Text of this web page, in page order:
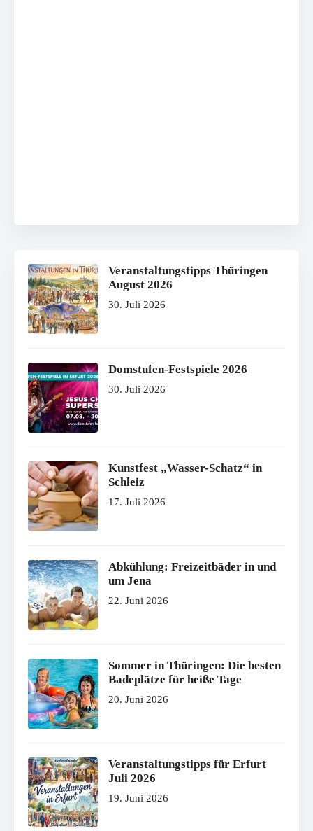
Veranstaltungstipps Thüringen
August 2026
30. Juli 2026
Domstufen-Festspiele 2026
30. Juli 2026
Kunstfest „Wasser-Schatz“ in
Schleiz
17. Juli 2026
Abkühlung: Freizeitbäder in und
um Jena
22. Juni 2026
Sommer in Thüringen: Die besten
Badeplätze für heiße Tage
20. Juni 2026
Veranstaltungstipps für Erfurt
Juli 2026
19. Juni 2026